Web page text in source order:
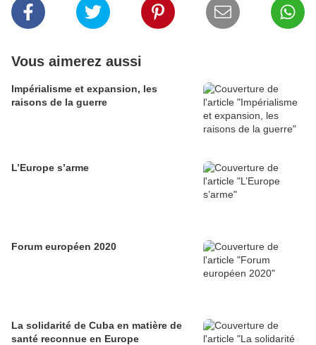
Vous aimerez aussi
Impérialisme et expansion, les
raisons de la guerre
L’Europe s’arme
Forum européen 2020
La solidarité de Cuba en matière de
santé reconnue en Europe